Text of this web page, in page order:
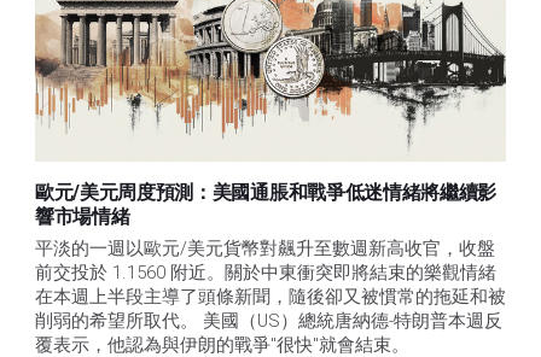
歐元/美元周度預測：美國通脹和戰爭低迷情緒將繼續影
響市場情緒
平淡的一週以歐元/美元貨幣對飆升至數週新高收官，收盤
前交投於 1.1560 附近。關於中東衝突即將結束的樂觀情緒
在本週上半段主導了頭條新聞，隨後卻又被慣常的拖延和被
削弱的希望所取代。 美國（US）總統唐納德-特朗普本週反
覆表示，他認為與伊朗的戰爭"很快"就會結束。